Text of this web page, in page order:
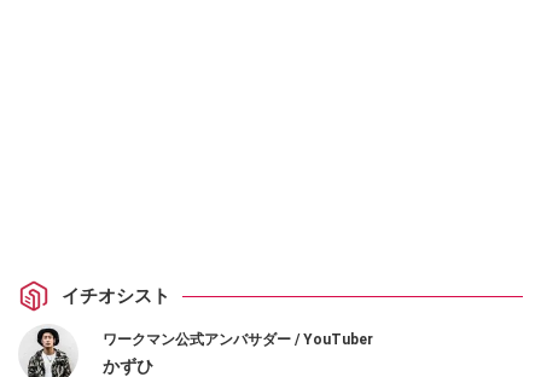
イチオシスト
ワークマン公式アンバサダー / YouTuber
かずひ